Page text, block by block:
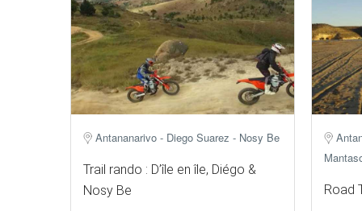
Antananarivo - Diego Suarez - Nosy Be
Trail rando : D’île en île, Diégo &
Nosy Be
Road